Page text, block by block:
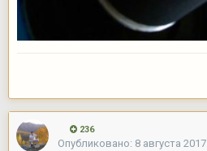
236
Опубликовано: 8 августа 2017